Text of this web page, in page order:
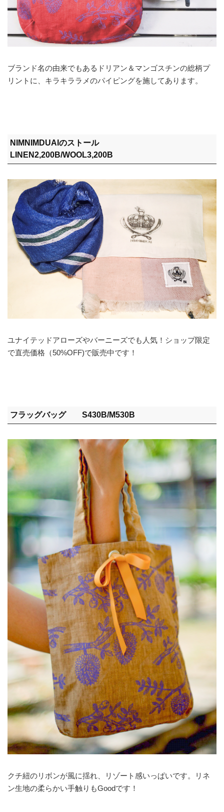
ブランド名の由来でもあるドリアン＆マンゴスチンの総柄プ
リントに、キラキララメのパイピングを施してあります。
NIMNIMDUAIのストール
LINEN2,200B/WOOL3,200B
ユナイテッドアローズやバーニーズでも人気！ショップ限定
で直売価格（50%OFF)で販売中です！
フラッグバッグ S430B/M530B
クチ紐のリボンが風に揺れ、リゾート感いっぱいです。リネ
ン生地の柔らかい手触りもGoodです！